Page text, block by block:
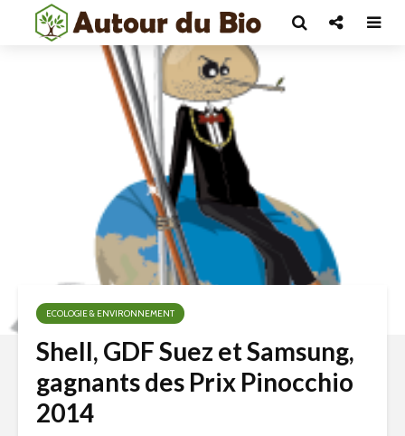
ECOLOGIE & ENVIRONNEMENT
Shell, GDF Suez et Samsung,
gagnants des Prix Pinocchio
2014